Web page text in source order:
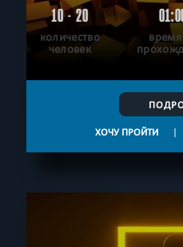
10 - 20
количество
человек
ХОЧУ ПРОЙТИ |